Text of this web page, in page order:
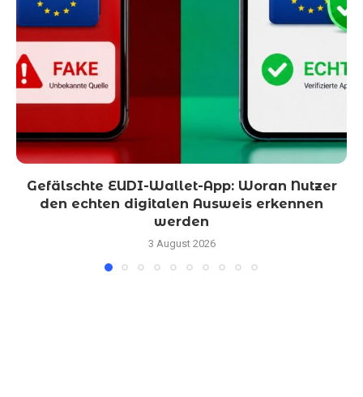
Gefälschte EUDI-Wallet-App: Woran Nutzer
den echten digitalen Ausweis erkennen
werden
3 August 2026